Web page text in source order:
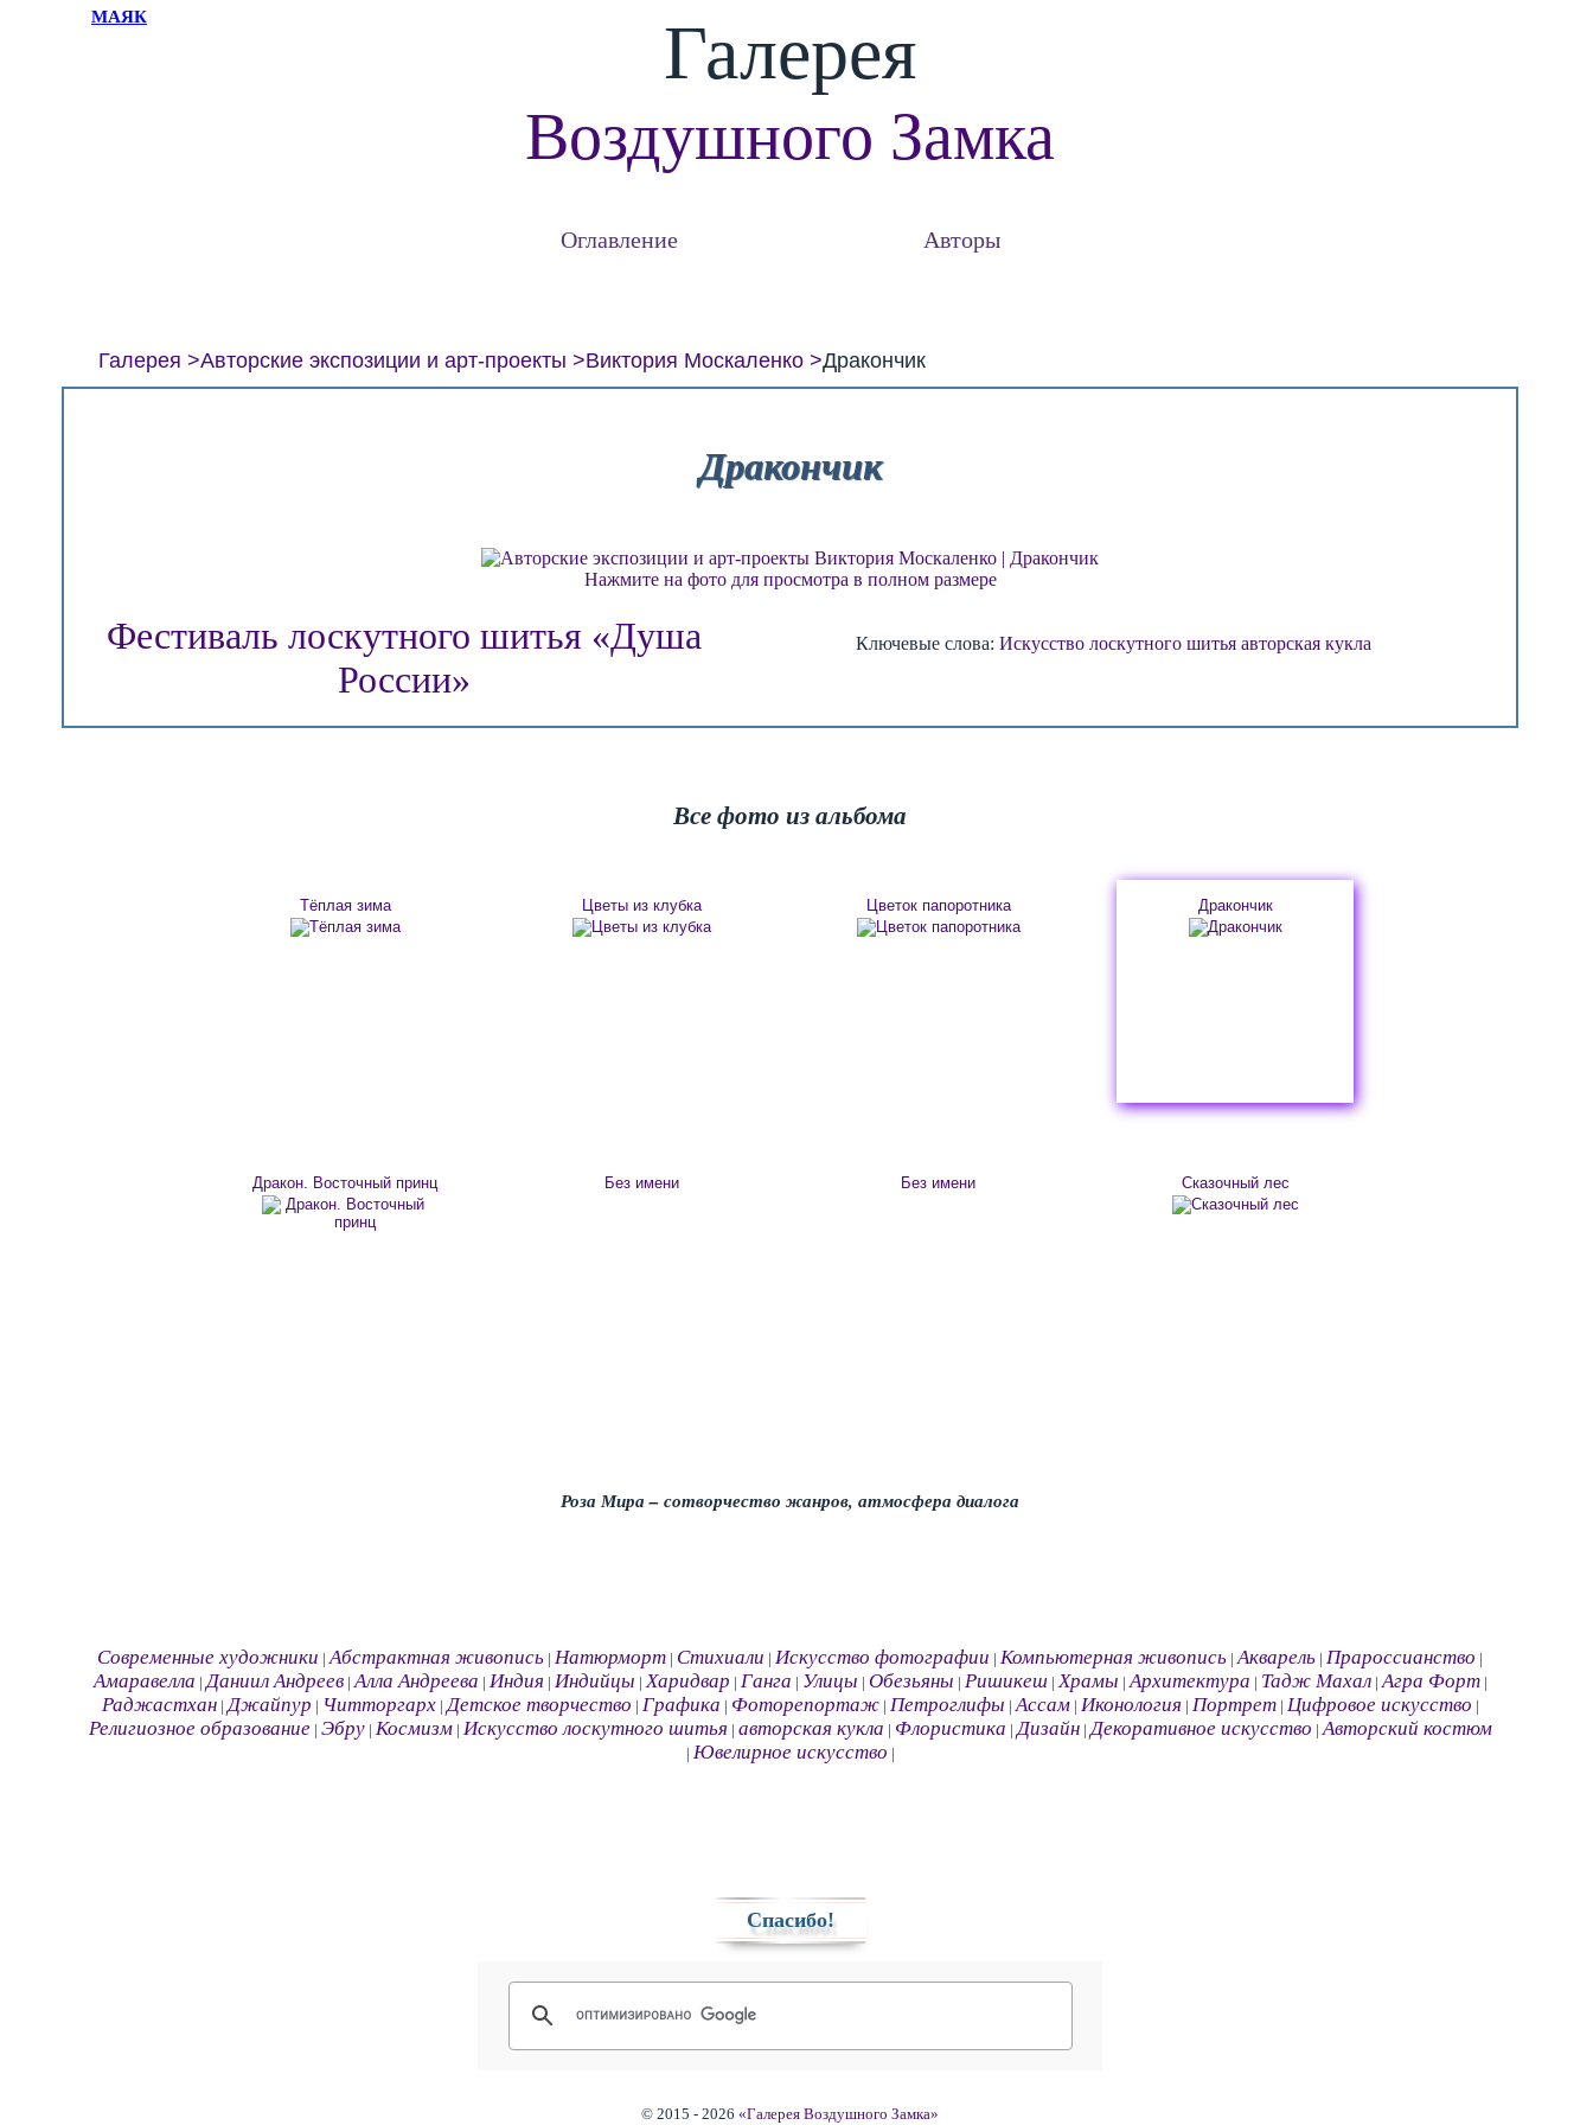
МАЯК Галерея
Воздушного Замка
Оглавление Авторы
Галерея Авторские экспозиции и арт-проекты Виктория Москаленко Дракончик
Дракончик
Нажмите на фото для просмотра в полном размере
Фестиваль лоскутного шитья «Душа
России»
Ключевые слова: Искусство лоскутного шитья авторская кукла
Все фото из альбома
Тёплая зима Цветы из клубка Цветок папоротника Дракончик
Дракон. Восточный принц Без имени Без имени Сказочный лес
Роза Мира – сотворчество жанров, атмосфера диалога
Современные художники |Абстрактная живопись | Натюрморт | Стихиали | Искусство фотографии | Компьютерная живопись |Акварель | Прароссианство |
Амаравелла | Даниил Андреев| Алла Андреева | Индия | Индийцы | Харидвар | Ганга | Улицы | Обезьяны | Ришикеш| Храмы | Архитектура | Тадж Махал| Агра Форт|
Раджастхан| Джайпур | Читторгарх| Детское творчество | Графика | Фоторепортаж| Петроглифы | Ассам| Иконология | Портрет| Цифровое искусство |
Религиозное образование| Эбру| Космизм| Искусство лоскутного шитья | авторская кукла | Флористика | Дизайн| Декоративное искусство | Авторский костюм
| Ювелирное искусство |
Спасибо!
© 2015 - 2026«Галерея Воздушного Замка»